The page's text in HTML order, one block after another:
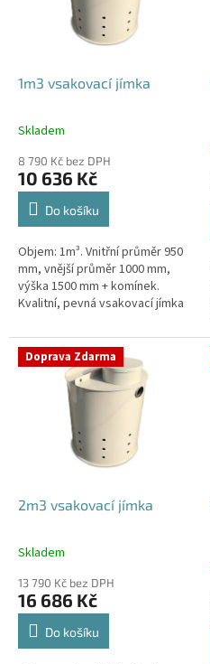
1m3 vsakovací jímka
Průměrné
produktu
je
4,4
hvězdiček.
Skladem
8 790 Kč bez DPH
10 636 Kč
Do košíku
Objem: 1m³. Vnitřní průměr 950
mm, vnější průměr 1000 mm,
výška 1500 mm + komínek.
Kvalitní, pevná vsakovací jímka
obetonování Průměr přítoku a
odtoku +...
Doprava Zdarma
2m3 vsakovací jímka
Průměrné
produktu
je
4,8
Skladem
13 790 Kč bez DPH
16 686 Kč
Do košíku